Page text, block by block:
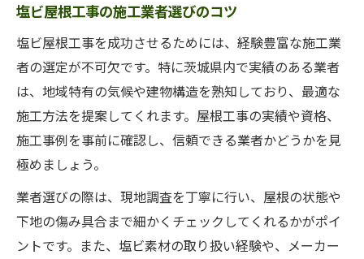
塩ビ屋根工事の施工業者選びのコツ
塩ビ屋根工事を成功させるためには、経験豊富な施工業
者の選定が不可欠です。特に茨城県内で実績のある業者
は、地域特有の気候や建物構造を熟知しており、最適な
施工方法を提案してくれます。屋根工事の実績や資格、
施工事例を事前に確認し、信頼できる業者かどうかを見
極めましょう。
業者選びの際は、現地調査を丁寧に行い、屋根の状態や
下地の傷み具合まで細かくチェックしてくれるかがポイ
ントです。また、塩ビ素材の取り扱い経験や、メーカー